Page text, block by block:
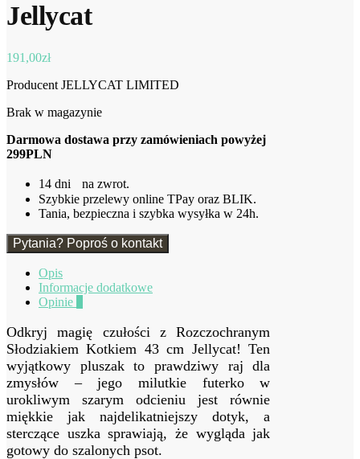
Jellycat
191,00zł
Producent JELLYCAT LIMITED
Brak w magazynie
Darmowa dostawa przy zamówieniach powyżej
299PLN
14 dni na zwrot.
Szybkie przelewy online TPay oraz BLIK.
Tania, bezpieczna i szybka wysyłka w 24h.
Pytania? Poproś o kontakt
Opis
Informacje dodatkowe
Opinie
Odkryj magię czułości z Rozczochranym
Słodziakiem Kotkiem 43 cm Jellycat! Ten
wyjątkowy pluszak to prawdziwy raj dla
zmysłów – jego milutkie futerko w
urokliwym szarym odcieniu jest równie
miękkie jak najdelikatniejszy dotyk, a
sterczące uszka sprawiają, że wygląda jak
gotowy do szalonych psot.